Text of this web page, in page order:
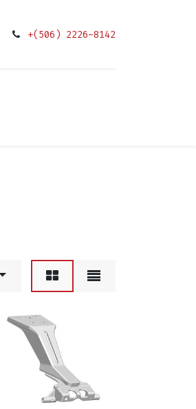
+(506) 2226-8142